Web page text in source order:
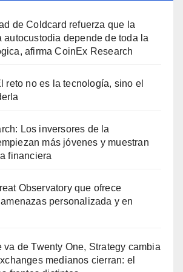
de Coldcard refuerza que la
autocustodia depende de toda la
afirma CoinEx Research
reto no es la tecnología, sino el
Los inversores de la
más jóvenes y muestran
financiera
Observatory que ofrece
personalizada y en
va de Twenty One, Strategy cambia
medianos cierran: el